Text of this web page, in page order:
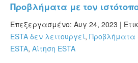
Προβλήματα με τον
Επεξεργασμένο: Αυγ 24, 2023 |
ESTA δεν λειτουργεί, Προβλήματα
ESTA, Αίτηση ESTA